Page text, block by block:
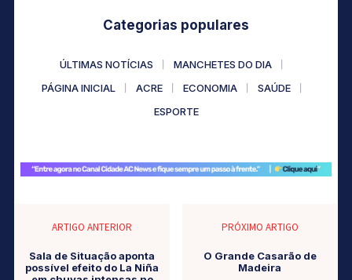
Categorias populares
ÚLTIMAS NOTÍCIAS
MANCHETES DO DIA
PÁGINA INICIAL
ACRE ECONOMIA
SAÚDE
ESPORTE
ARTIGO ANTERIOR
Sala de Situação aponta
possível efeito do La Niña
PRÓXIMO ARTIGO
O Grande Casarão de
Madeira